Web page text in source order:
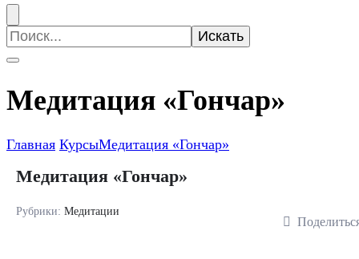
Искать:
Медитация «Гончар»
Главная КурсыМедитация «Гончар»
Медитация «Гончар»
Рубрики: Медитации